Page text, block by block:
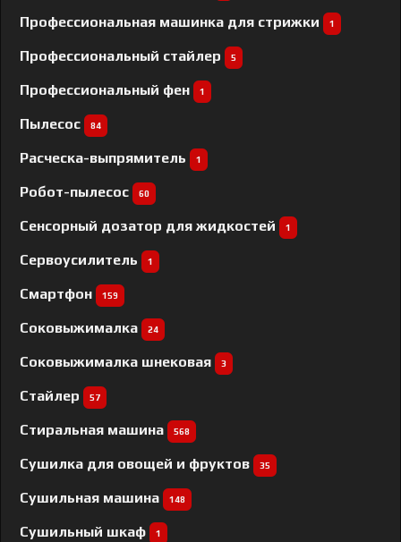
Профессиональная машинка для стрижки 1
Профессиональный cтайлер 5
Профессиональный фен 1
Пылесос 84
Расческа-выпрямитель 1
Робот-пылесос 60
Сенсорный дозатор для жидкостей 1
Сервоусилитель 1
Смартфон 159
Соковыжималка 24
Соковыжималка шнековая 3
Стайлер 57
Стиральная машина 568
Сушилка для овощей и фруктов 35
Сушильная машина 148
Сушильный шкаф 1